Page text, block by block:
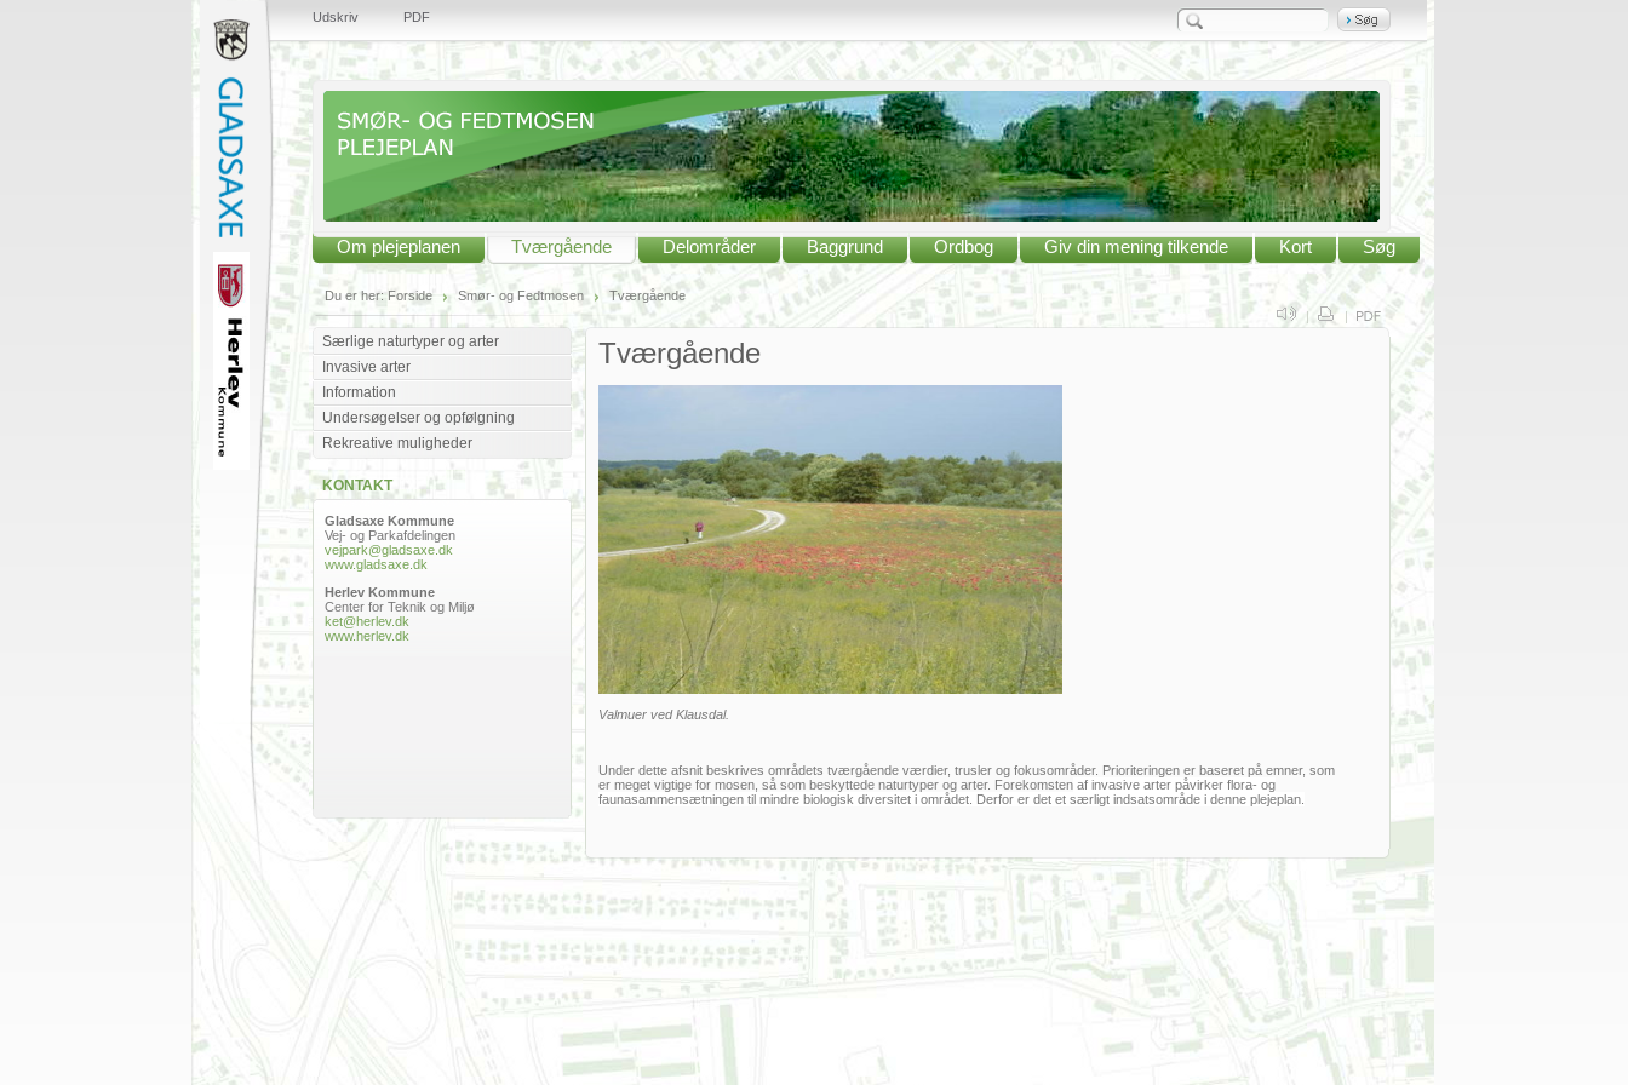
Udskriv PDF
Om plejeplanen Tværgående Delområder Baggrund Ordbog Giv din mening tilkende Kort Søg
Du er her:Forside Smør- og Fedtmosen
Tværgående
|
|
Særlige naturtyper og arter
Invasive arter
Information
Undersøgelser og opfølgning
Rekreative muligheder
KONTAKT
Gladsaxe Kommune
Vej- og Parkafdelingen
vejpark@gladsaxe.dk
www.gladsaxe.dk
Herlev Kommune
Center for Teknik og Miljø
ket@herlev.dk
www.herlev.dk
Tværgående
Valmuer ved Klausdal.
Under dette afsnit beskrives områdets tværgående værdier, trusler og fokusområder. Prioriteringen er baseret på emner, som
er meget vigtige for mosen, så som beskyttede naturtyper og arter. Forekomsten af invasive arter påvirker flora- og
faunasammensætningen til mindre biologisk diversitet i området. Derfor er det et særligt indsatsområde i denne plejeplan.